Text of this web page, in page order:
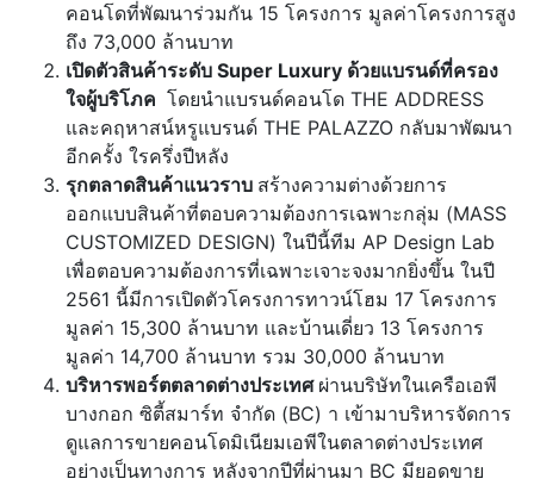
คอนโดที่พัฒนาร่วมกัน 15 โครงการ มูลค่าโครงการสูง
ถึง 73,000 ล้านบาท
เปิดตัวสินค้าระดับ Super Luxury ด้วยแบรนด์ที่ครอง
ใจผู้บริโภค โดยนำแบรนด์คอนโด THE ADDRESS
และคฤหาสน์หรูแบรนด์ THE PALAZZO กลับมาพัฒนา
อีกครั้ง ใรครึ่งปีหลัง
รุกตลาดสินค้าแนวราบ สร้างความต่างด้วยการ
ออกแบบสินค้าที่ตอบความต้องการเฉพาะกลุ่ม (MASS
CUSTOMIZED DESIGN) ในปีนี้ทีม AP Design Lab
เพื่อตอบความต้องการที่เฉพาะเจาะจงมากยิ่งขึ้น ในปี
2561 นี้มีการเปิดตัวโครงการทาวน์โฮม 17 โครงการ
มูลค่า 15,300 ล้านบาท และบ้านเดี่ยว 13 โครงการ
มูลค่า 14,700 ล้านบาท รวม 30,000 ล้านบาท
บริหารพอร์ตตลาดต่างประเทศ ผ่านบริษัทในเครือเอพี
บางกอก ซิตี้สมาร์ท จำกัด (BC) า เข้ามาบริหารจัดการ
ดูแลการขายคอนโดมิเนียมเอพีในตลาดต่างประเทศ
อย่างเป็นทางการ หลังจากปีที่ผ่านมา BC มียอดขาย